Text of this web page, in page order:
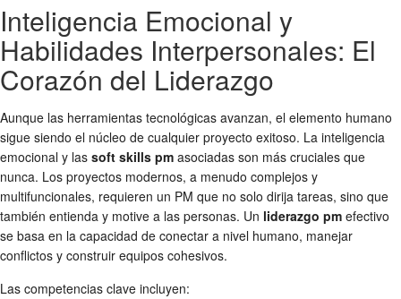
Inteligencia Emocional y
Habilidades Interpersonales: El
Corazón del Liderazgo
Aunque las herramientas tecnológicas avanzan, el elemento humano
sigue siendo el núcleo de cualquier proyecto exitoso. La inteligencia
emocional y las soft skills pm asociadas son más cruciales que
nunca. Los proyectos modernos, a menudo complejos y
multifuncionales, requieren un PM que no solo dirija tareas, sino que
también entienda y motive a las personas. Un liderazgo pm efectivo
se basa en la capacidad de conectar a nivel humano, manejar
conflictos y construir equipos cohesivos.
Las competencias clave incluyen: